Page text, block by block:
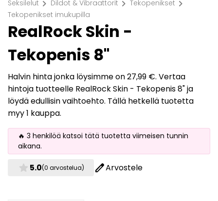
Seksilelut chevron_right Dildot & Vibraattorit chevron_right Tekopenikset chevron_right
Tekopenikset imukupilla
RealRock Skin -
Tekopenis 8"
Halvin hinta jonka löysimme on 27,99 €. Vertaa
hintoja tuotteelle RealRock Skin - Tekopenis 8" ja
löydä edullisin vaihtoehto. Tällä hetkellä tuotetta
myy 1 kauppa.
🔥 3 henkilöä katsoi tätä tuotetta viimeisen tunnin
aikana.
star 5.0(0 arvostelua) editArvostele